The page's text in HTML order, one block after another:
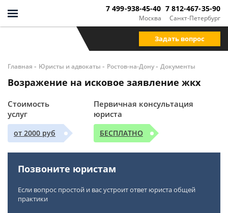
Москва
7 499-938-45-40
Санкт-Петербург
7 812-467-35-90
Задать вопрос
Главная - Юристы и адвокаты - Ростов-на-Дону- Документы
Возражение на исковое заявление жкх
Стоимость
услуг
от 2000 руб
Первичная консультация
юриста
БЕСПЛАТНО
Позвоните юристам
Если вопрос простой и вас устроит ответ юриста общей
практики